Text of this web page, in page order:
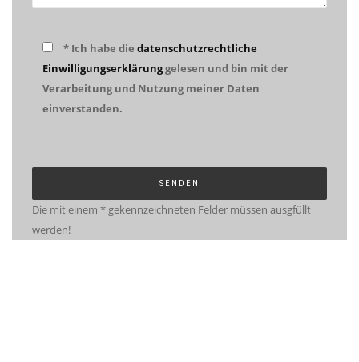
* Ich habe die datenschutzrechtliche
Einwilligungserklärunggelesen und bin mit der
Verarbeitung und Nutzung meiner Daten
einverstanden.
Die mit einem * gekennzeichneten Felder müssen ausgfüllt
werden!